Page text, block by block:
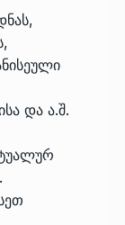
და ა.შ.